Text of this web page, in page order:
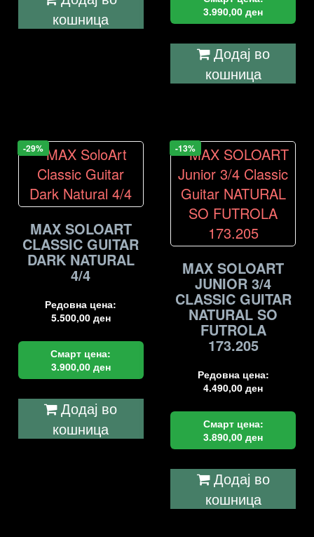
кошница
3.990,00ден
Додај во
кошница
-29%
MAX SOLOART
CLASSIC GUITAR
DARK NATURAL
4/4
Редовна цена:
5.500,00 ден
Смарт цена:
3.900,00 ден
Додај во
кошница
-13%
MAX SOLOART
JUNIOR 3/4
CLASSIC GUITAR
NATURAL SO
FUTROLA
173.205
Редовна цена:
4.490,00ден
Смарт цена:
3.890,00ден
Додај во
кошница